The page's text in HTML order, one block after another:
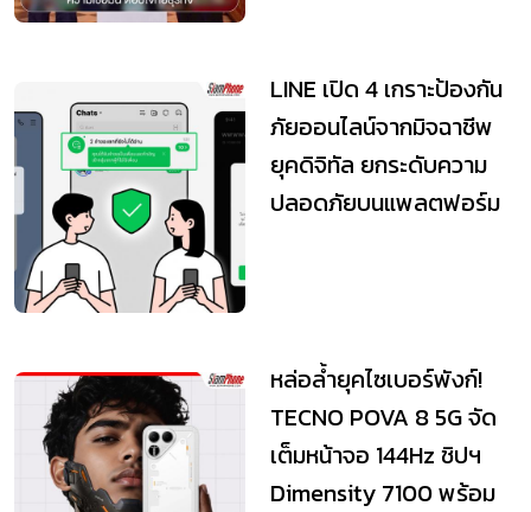
LINE เปิด 4 เกราะป้องกัน
ภัยออนไลน์จากมิจฉาชีพ
ยุคดิจิทัล ยกระดับความ
ปลอดภัยบนแพลตฟอร์ม
หล่อล้ำยุคไซเบอร์พังก์!
TECNO POVA 8 5G จัด
เต็มหน้าจอ 144Hz ชิปฯ
Dimensity 7100 พร้อม